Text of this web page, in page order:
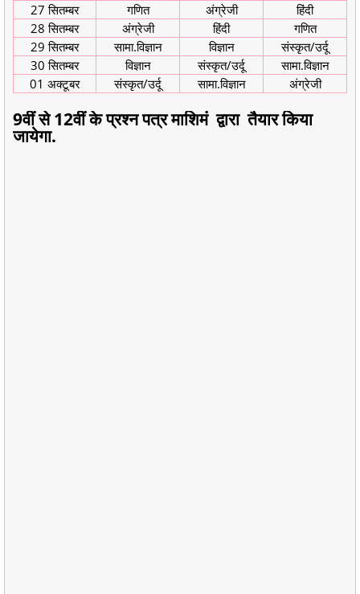
27 सितम्बर
गणित अंग्रेजी
हिंदी
28 सितम्बर
अंग्रेजी हिंदी
गणित
29 सितम्बर
सामा.विज्ञान विज्ञान
संस्कृत/उर्दू
30 सितम्बर
विज्ञान संस्कृत/उर्दू
सामा.विज्ञान
01 अक्टूबर
संस्कृत/उर्दू सामा.विज्ञान अंग्रेजी
9वीं से 12वीं के प्रश्न पत्र माशिमं द्वारा तैयार किया
जायेगा.